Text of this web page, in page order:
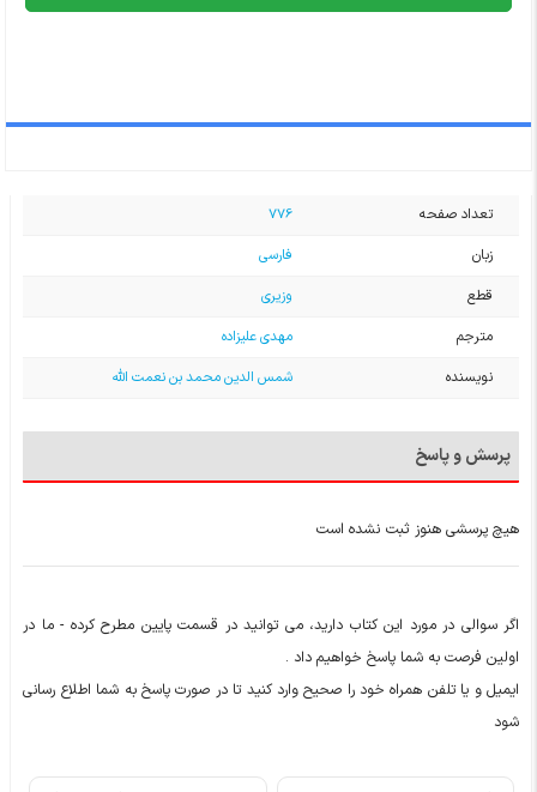
تعداد صفحه
776
زبان
فارسی
قطع
وزیری
مترجم
مهدی علیزاده
نویسنده
شمس الدین محمد بن نعمت الله
پرسش و پاسخ
هیچ پرسشی هنوز ثبت نشده است
اگر سوالی در مورد این کتاب دارید، می توانید در قسمت پایین مطرح کرده - ما در
اولین فرصت به شما پاسخ خواهیم داد .
ایمیل و یا تلفن همراه خود را صحیح وارد کنید تا در صورت پاسخ به شما اطلاع رسانی
شود